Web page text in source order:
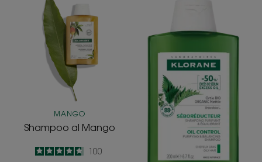
al
Mango
MANGO
Shampoo al Mango
4.7
/5100